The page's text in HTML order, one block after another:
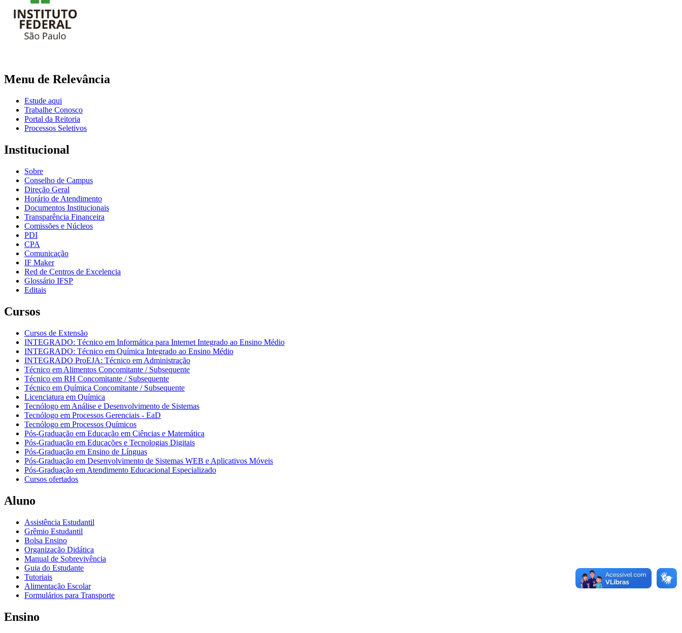
Menu de Relevância
Estude aqui
Trabalhe Conosco
Portal da Reitoria
Processos Seletivos
Institucional
Sobre
Conselho de Campus
Direção Geral
Horário de Atendimento
Documentos Institucionais
Transparência Financeira
Comissões e Núcleos
PDI
CPA
Comunicação
IF Maker
Red de Centros de Excelencia
Glossário IFSP
Editais
Cursos
Cursos de Extensão
INTEGRADO: Técnico em Informática para Internet Integrado ao Ensino Médio
INTEGRADO: Técnico em Química Integrado ao Ensino Médio
INTEGRADO ProEJA: Técnico em Administração
Técnico em Alimentos Concomitante / Subsequente
Técnico em RH Concomitante / Subsequente
Técnico em Química Concomitante / Subsequente
Licenciatura em Química
Tecnólogo em Análise e Desenvolvimento de Sistemas
Tecnólogo em Processos Gerenciais - EaD
Tecnólogo em Processos Químicos
Pós-Graduação em Educação em Ciências e Matemática
Pós-Graduação em Educações e Tecnologias Digitais
Pós-Graduação em Ensino de Línguas
Pós-Graduação em Desenvolvimento de Sistemas WEB e Aplicativos Móveis
Pós-Graduação em Atendimento Educacional Especializado
Cursos ofertados
Aluno
Assistência Estudantil
Grêmio Estudantil
Bolsa Ensino
Organização Didática
Manual de Sobrevivência
Guia do Estudante
Tutoriais
Alimentação Escolar
Formulários para Transporte
Ensino